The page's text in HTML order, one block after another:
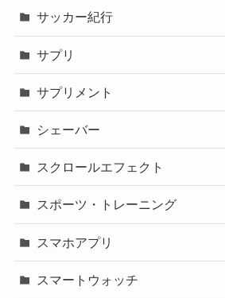
サッカー紀行
サプリ
サプリメント
シェーバー
スクロールエフェクト
スポーツ・トレーニング
スマホアプリ
スマートウォッチ